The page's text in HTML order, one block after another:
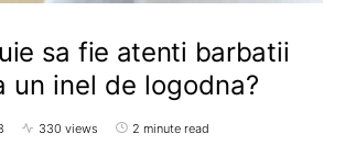
sa fie atenti barbatii
un inel de logodna?
330 views 2 minute read